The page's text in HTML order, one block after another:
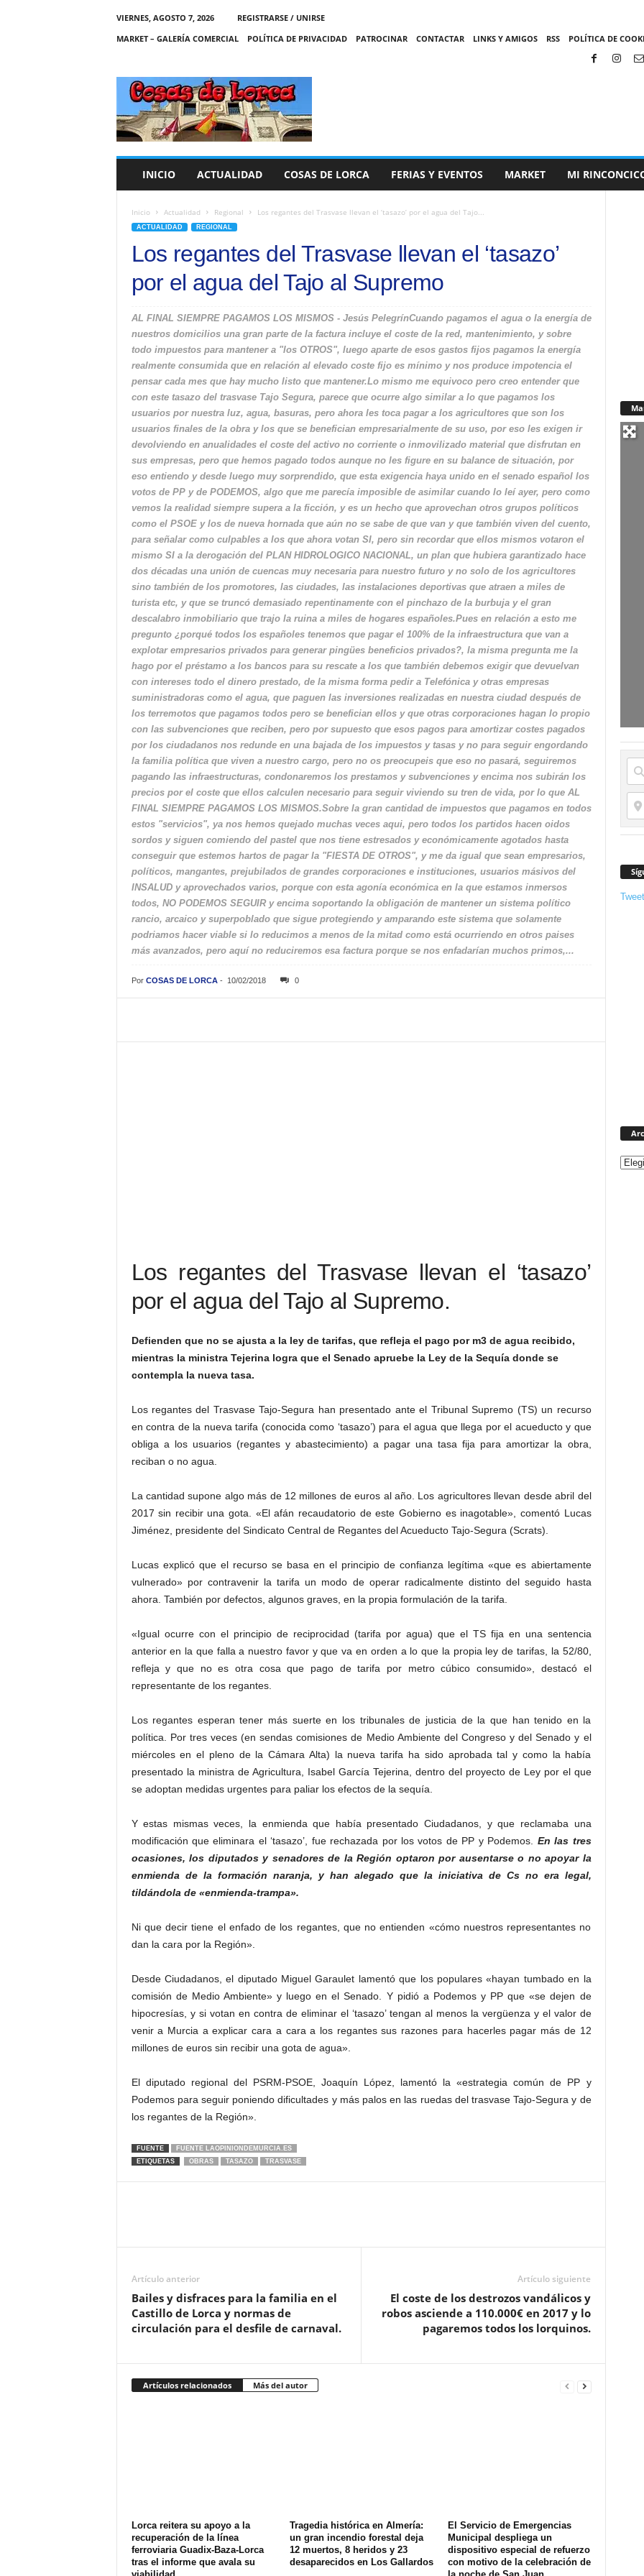
VIERNES, AGOSTO 7, 2026
REGISTRARSE / UNIRSE
MARKET – GALERÍA COMERCIAL
POLÍTICA DE PRIVACIDAD PATROCINAR CONTACTAR LINKS Y AMIGOS RSS POLÍTICA DE
C
A
S
INICIO ACTUALIDAD COSAS DE LORCA FERIAS Y EVENTOS MARKET MI
Inicio Actualidad Regional Los regantes del Trasvase llevan el ‘tasazo’ por el agua del Tajo...
ACTUALIDAD REGIONAL
Los regantes del Trasvase llevan el ‘tasazo’
por el agua del Tajo al Supremo
AL FINAL SIEMPRE PAGAMOS LOS MISMOS - Jesús PelegrínCuando pagamos el agua o la energía de
nuestros domicilios una gran parte de la factura incluye el coste de la red, mantenimiento, y sobre
todo impuestos para mantener a "los OTROS", luego aparte de esos gastos fijos pagamos la energía
realmente consumida que en relación al elevado coste fijo es mínimo y nos produce impotencia el
pensar cada mes que hay mucho listo que mantener.Lo mismo me equivoco pero creo entender que
con este tasazo del trasvase Tajo Segura, parece que ocurre algo similar a lo que pagamos los
usuarios por nuestra luz, agua, basuras, pero ahora les toca pagar a los agricultores que son los
usuarios finales de la obra y los que se benefician empresarialmente de su uso, por eso les exigen ir
devolviendo en anualidades el coste del activo no corriente o inmovilizado material que disfrutan en
sus empresas, pero que hemos pagado todos aunque no les figure en su balance de situación, por
eso entiendo y desde luego muy sorprendido, que esta exigencia haya unido en el senado español los
votos de PP y de PODEMOS, algo que me parecía imposible de asimilar cuando lo leí ayer, pero como
vemos la realidad siempre supera a la ficción, y es un hecho que aprovechan otros grupos políticos
como el PSOE y los de nueva hornada que aún no se sabe de que van y que también viven del cuento,
para señalar como culpables a los que ahora votan SI, pero sin recordar que ellos mismos votaron el
mismo SI a la derogación del PLAN HIDROLOGICO NACIONAL, un plan que hubiera garantizado hace
dos décadas una unión de cuencas muy necesaria para nuestro futuro y no solo de los agricultores
sino también de los promotores, las ciudades, las instalaciones deportivas que atraen a miles de
turista etc, y que se truncó demasiado repentinamente con el pinchazo de la burbuja y el gran
descalabro inmobiliario que trajo la ruina a miles de hogares españoles.Pues en relación a esto me
pregunto ¿porqué todos los españoles tenemos que pagar el 100% de la infraestructura que van a
explotar empresarios privados para generar pingües beneficios privados?, la misma pregunta me la
hago por el préstamo a los bancos para su rescate a los que también debemos exigir que devuelvan
con intereses todo el dinero prestado, de la misma forma pedir a Telefónica y otras empresas
suministradoras como el agua, que paguen las inversiones realizadas en nuestra ciudad después de
los terremotos que pagamos todos pero se benefician ellos y que otras corporaciones hagan lo propio
con las subvenciones que reciben, pero por supuesto que esos pagos para amortizar costes pagados
por los ciudadanos nos redunde en una bajada de los impuestos y tasas y no para seguir engordando
la familia política que viven a nuestro cargo, pero no os preocupeis que eso no pasará, seguiremos
pagando las infraestructuras, condonaremos los prestamos y subvenciones y encima nos subirán los
precios por el coste que ellos calculen necesario para seguir viviendo su tren de vida, por lo que AL
FINAL SIEMPRE PAGAMOS LOS MISMOS.Sobre la gran cantidad de impuestos que pagamos en todos
estos "servicios", ya nos hemos quejado muchas veces aqui, pero todos los partidos hacen oidos
sordos y siguen comiendo del pastel que nos tiene estresados y económicamente agotados hasta
conseguir que estemos hartos de pagar la "FIESTA DE OTROS", y me da igual que sean empresarios,
políticos, mangantes, prejubilados de grandes corporaciones e instituciones, usuarios másivos del
INSALUD y aprovechados varios, porque con esta agonía económica en la que estamos inmersos
todos, NO PODEMOS SEGUIR y encima soportando la obligación de mantener un sistema político
rancio, arcaico y superpoblado que sigue protegiendo y amparando este sistema que solamente
podriamos hacer viable si lo reducimos a menos de la mitad como está ocurriendo en otros paises
más avanzados, pero aquí no reduciremos esa factura porque se nos enfadarían muchos primos,...
Por COSAS DE LORCA- 10/02/2018 0
Los regantes del Trasvase llevan el ‘tasazo’
por el agua del Tajo al Supremo.
Defienden que no se ajusta a la ley de tarifas, que refleja el pago por m3 de agua recibido,
mientras la ministra Tejerina logra que el Senado apruebe la Ley de la Sequía donde se
contempla la nueva tasa.
Los regantes del Trasvase Tajo-Segura han presentado ante el Tribunal Supremo (TS) un recurso
en contra de la nueva tarifa (conocida como ‘tasazo’) para el agua que llega por el acueducto y que
obliga a los usuarios (regantes y abastecimiento) a pagar una tasa fija para amortizar la obra,
reciban o no agua.
La cantidad supone algo más de 12 millones de euros al año. Los agricultores llevan desde abril del
2017 sin recibir una gota. «El afán recaudatorio de este Gobierno es inagotable», comentó Lucas
Jiménez, presidente del Sindicato Central de Regantes del Acueducto Tajo-Segura (Scrats).
Lucas explicó que el recurso se basa en el principio de confianza legítima «que es abiertamente
vulnerado» por contravenir la tarifa un modo de operar radicalmente distinto del seguido hasta
ahora. También por defectos, algunos graves, en la propia formulación de la tarifa.
«Igual ocurre con el principio de reciprocidad (tarifa por agua) que el TS fija en una sentencia
anterior en la que falla a nuestro favor y que va en orden a lo que la propia ley de tarifas, la 52/80,
refleja y que no es otra cosa que pago de tarifa por metro cúbico consumido», destacó el
representante de los regantes.
Los regantes esperan tener más suerte en los tribunales de justicia de la que han tenido en la
política. Por tres veces (en sendas comisiones de Medio Ambiente del Congreso y del Senado y el
miércoles en el pleno de la Cámara Alta) la nueva tarifa ha sido aprobada tal y como la había
presentado la ministra de Agricultura, Isabel García Tejerina, dentro del proyecto de Ley por el que
se adoptan medidas urgentes para paliar los efectos de la sequía.
Y estas mismas veces, la enmienda que había presentado Ciudadanos, y que reclamaba una
modificación que eliminara el ‘tasazo’, fue rechazada por los votos de PP y Podemos. En las tres
ocasiones, los diputados y senadores de la Región optaron por ausentarse o no apoyar la
enmienda de la formación naranja, y han alegado que la iniciativa de Cs no era legal,
tildándola de «enmienda-trampa».
Ni que decir tiene el enfado de los regantes, que no entienden «cómo nuestros representantes no
dan la cara por la Región».
Desde Ciudadanos, el diputado Miguel Garaulet lamentó que los populares «hayan tumbado en la
comisión de Medio Ambiente» y luego en el Senado. Y pidió a Podemos y PP que «se dejen de
hipocresías, y si votan en contra de eliminar el ‘tasazo’ tengan al menos la vergüenza y el valor de
venir a Murcia a explicar cara a cara a los regantes sus razones para hacerles pagar más de 12
millones de euros sin recibir una gota de agua».
El diputado regional del PSRM-PSOE, Joaquín López, lamentó la «estrategia común de PP y
Podemos para seguir poniendo dificultades y más palos en las ruedas del trasvase Tajo-Segura y de
los regantes de la Región».
FUENTE
FUENTE LAOPINIONDEMURCIA.ES
ETIQUETAS
OBRAS TASAZO TRASVASE
Artículo anterior
Bailes y disfraces para la familia en el
Castillo de Lorca y normas de
circulación para el desfile de carnaval.
Artículo siguiente
El coste de los destrozos vandálicos y
robos asciende a 110.000€ en 2017 y lo
pagaremos todos los lorquinos.
Artículos relacionados Más del autor
Lorca reitera su apoyo a la
recuperación de la línea
ferroviaria Guadix-Baza-Lorca
tras el informe que avala su
Tragedia histórica en Almería:
un gran incendio forestal deja
12 muertos, 8 heridos y 23
desaparecidos en Los Gallardos
El Servicio de Emergencias
Municipal despliega un
dispositivo especial de refuerzo
con motivo de la celebración de